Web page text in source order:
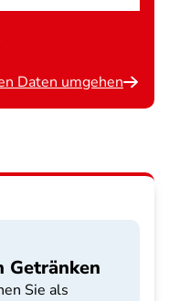
Daten umgehen
Getränken
Sie als